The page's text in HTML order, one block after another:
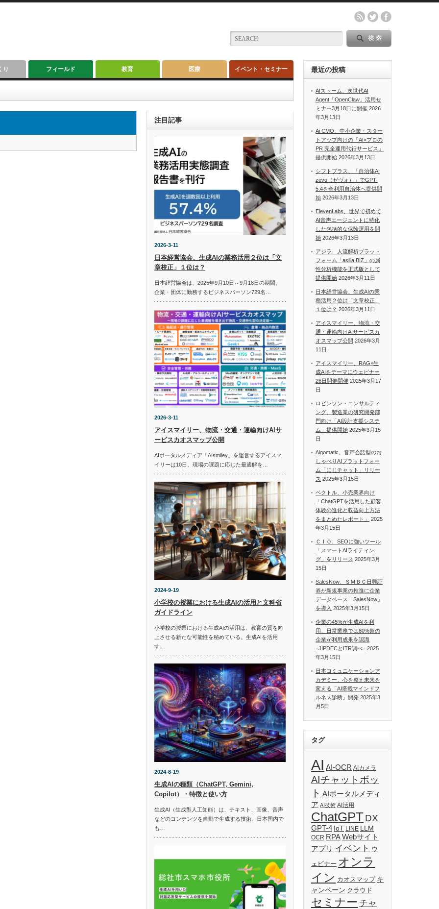
り フィールド 教育 医療 イベント・セミナー
注目記事
2026-3-11
日本経営協会、生成AIの業務活用２位は「文
章校正」１位は？
日本経営協会は、2025年9月10日～9月18日の期間、
企業・団体に勤務するビジネスパーソン729名…
2026-3-11
アイスマイリー、物流・交通・運輸向けAIサ
ービスカオスマップ公開
AIポータルメディア「AIsmiley」を運営するアイスマ
イリーは10日、現場の課題に応じた最適解を…
2024-9-19
小学校の授業における生成AIの活用と文科省
ガイドライン
小学校の授業における生成AIの活用は、教育の質を向
上させる新たな可能性を秘めている。生成AIを活用
す…
2024-8-19
生成AIの種類（ChatGPT, Gemini,
Copilot）・特徴と使い方
生成AI（生成型人工知能）は、テキスト、画像、音声
などのコンテンツを自動で生成する技術。日本国内で
も…
最近の投稿
AIストーム、次世代AI
Agent「OpenClaw」活用セ
ミナー3月18日に開催 2026
年3月13日
Ai CMO、中小企業・スター
トアップ向けの「AI×プロの
PR 完全運用代行サービス」
提供開始 2026年3月13日
シフトプラス、「自治体AI
zevo（ゼヴォ）」でGPT-
5.4を全利用自治体へ提供開
始 2026年3月13日
ElevenLabs、世界で初めて
AI音声エージェントに特化
した包括的な保険運用を開
始 2026年3月13日
アジラ、人流解析プラット
フォーム「asilla BIZ」の属
性分析機能を正式版として
提供開始 2026年3月11日
日本経営協会、生成AIの業
務活用２位は「文章校正」
１位は？ 2026年3月11日
アイスマイリー、物流・交
通・運輸向けAIサービスカ
オスマップ公開 2026年3月
11日
アイスマイリー、RAG×生
成AIをテーマにウェビナー
26日開催開催 2025年3月17
日
ロビンソン・コンサルティ
ング、製造業の研究開発部
門向け「AI設計支援システ
ム」提供開始 2025年3月15
日
Algomatic、音声会話型のお
しゃべりAIプラットフォー
ム「にじチャット」リリー
ス 2025年3月15日
ベクトル、小売業界向け
「ChatGPTを活用した顧客
体験の進化と収益向上方法
をまとめたレポート」
2025
年3月15日
ＣＩＯ、SEOに強いツール
「スマートAIライティン
グ」をリリース 2025年3月
15日
SalesNow、ＳＭＢＣ日興証
券が新規事業の推進に企業
データベース「SalesNow」
を導入 2025年3月15日
企業の45%が生成AIを利
用、日常業務では80%超の
企業が利用成果を認識
=JIPDECとITR調べ= 2025
年3月15日
日本コミュニケーションア
カデミー、心を整え未来を
変える「AI搭載マインドフ
ルネス診断」開発 2025年3
月5日
タグ
AI AI-OCR AIカメラ
AIチャットボッ
ト AIポータルメディ
ア AI技術 AI活用
ChatGPTDX
GPT-4 IoT LINE LLM
OCR RPAWebサイト
アプリ イベント ウ
ェビナー オンラ
イン カオスマップ キ
ャンペーン クラウド
セミナー チャ